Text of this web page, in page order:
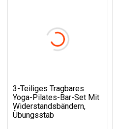
3-Teiliges Tragbares
Yoga-Pilates-Bar-Set Mit
Widerstandsbändern,
Übungsstab